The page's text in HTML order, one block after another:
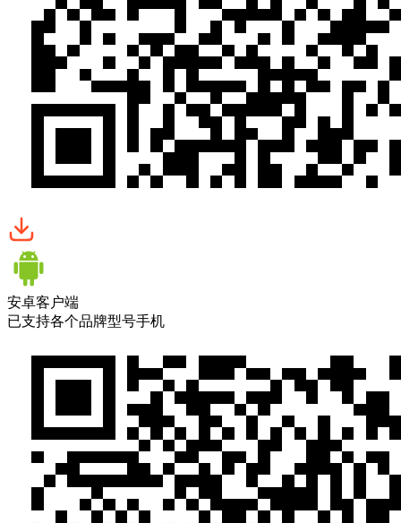
安卓客户端
已支持各个品牌型号手机